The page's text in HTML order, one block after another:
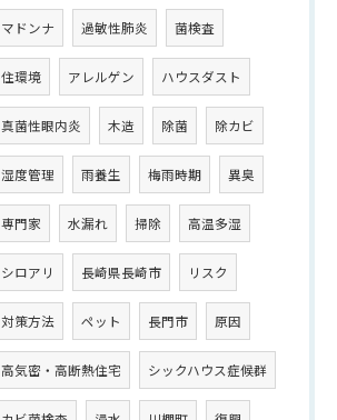
マドンナ 過敏性肺炎 菌検査
住環境 アレルゲン ハウスダスト
真菌性眼内炎 木造 除菌 除カビ
湿度管理 雨養生 梅雨時期 異臭
専門家 水漏れ 掃除 高温多湿
シロアリ 長崎県長崎市 リスク
対策方法 ペット 長門市 原因
高気密・高断熱住宅 シックハウス症候群